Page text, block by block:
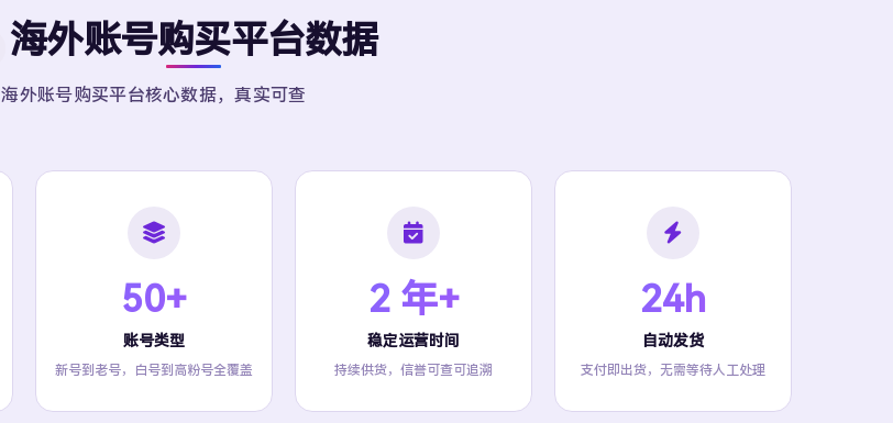
海外账号购买平台数据
海外账号购买平台核心数据，真实可查
50+
账号类型
新号到老号，白号到高粉号全覆盖
2 年+
稳定运营时间
持续供货，信誉可查可追溯
24h
自动发货
支付即出货，无需等待人工处理